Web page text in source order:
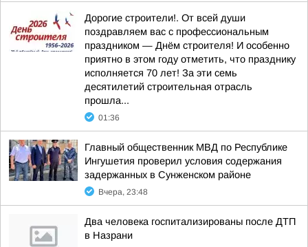
Дорогие строители!. От всей души
поздравляем вас с профессиональным
праздником — Днём строителя! И особенно
приятно в этом году отметить, что празднику
исполняется 70 лет! За эти семь
десятилетий строительная отрасль
прошла...
01:36
Главный общественник МВД по Республике
Ингушетия проверил условия содержания
задержанных в Сунженском районе
Вчера, 23:48
Два человека госпитализированы после ДТП
в Назрани